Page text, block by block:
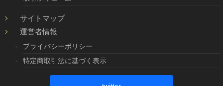
サイトマップ
運営者情報
プライバシーポリシー
特定商取引法に基づく表示